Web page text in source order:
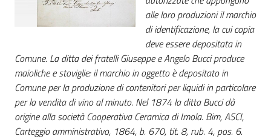
alle loro produzioni il marchio
di identificazione, la cui copia
deve essere depositata in
Comune. La ditta dei fratelli Giuseppe e Angelo Bucci produce
maioliche e stoviglie: il marchio in oggetto è depositato in
Comune per la produzione di contenitori per liquidi in particolare
per la vendita di vino al minuto. Nel 1874 la ditta Bucci dà
origine alla società Cooperativa Ceramica di Imola. Bim, ASCI,
Carteggio amministrativo, 1864, b. 670, tit. 8, rub. 4, pos. 6.